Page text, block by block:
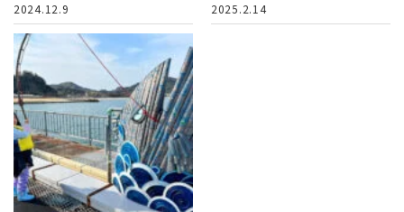
2024.12.9
2025.2.14